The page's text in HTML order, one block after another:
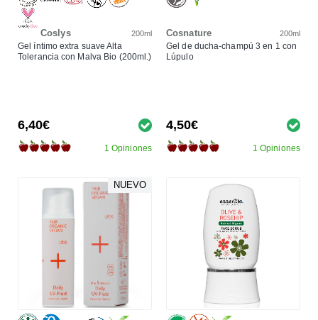
Coslys 200ml
Gel íntimo extra suave Alta
Tolerancia con Malva Bio (200ml.)
6,40€
1 Opiniones
Cosnature 200ml
Gel de ducha-champú 3 en 1 con
Lúpulo
4,50€
1 Opiniones
NUEVO